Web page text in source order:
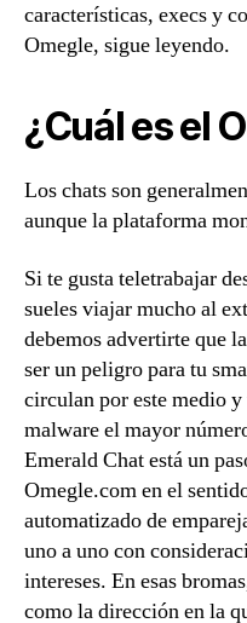
características, execs y
Omegle, sigue leyendo.
¿Cuál es el
Los chats son
aunque la plataforma
Si te gusta teletrabajar
sueles viajar mucho al
debemos advertirte que
ser un peligro para tu
circulan por este medio
malware el mayor
Emerald Chat está un
Omegle.com en el
automatizado de
uno a uno con
intereses. En esas
como la dirección en la